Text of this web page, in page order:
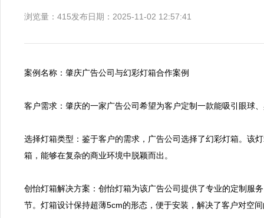
浏览量：415发布日期：2025-11-02 12:57:41
案例名称：肇庆广告公司与幻彩灯箱合作案例
客户需求：肇庆的一家广告公司希望为客户定制一款能吸引眼球
选择灯箱类型：鉴于客户的需求，广告公司选择了幻彩灯箱。该
箱，能够在复杂的商业环境中脱颖而出。
创怡灯箱解决方案：创怡灯箱为该广告公司提供了专业的定制服
节。灯箱设计保持超薄5cm的形态，便于安装，解决了客户对空